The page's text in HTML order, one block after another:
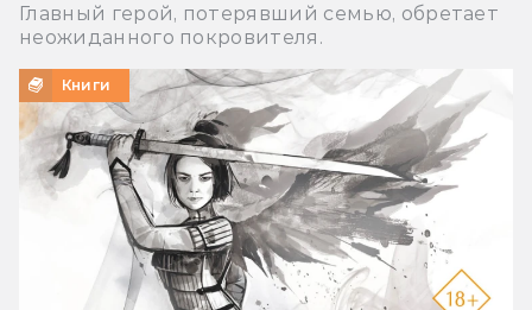
Главный герой, потерявший семью, обретает
неожиданного покровителя.
Книги